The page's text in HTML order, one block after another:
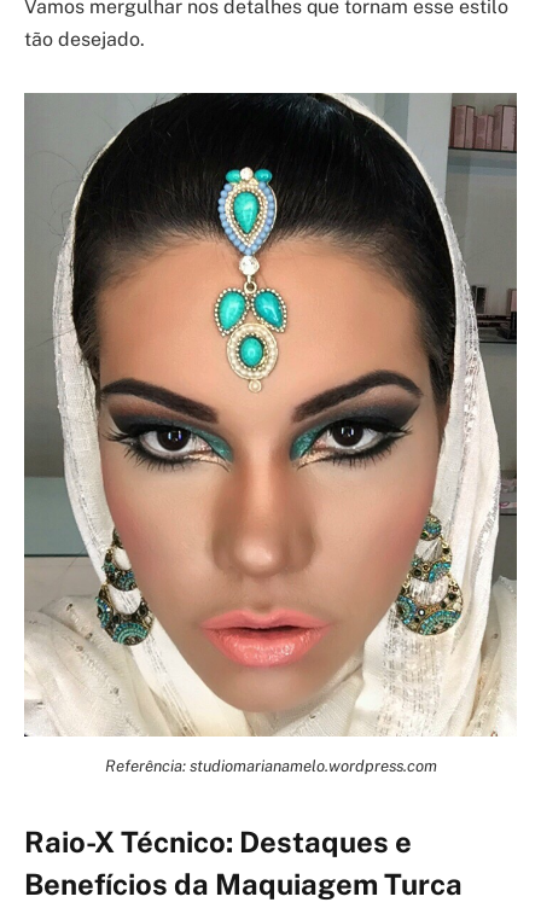
Vamos mergulhar nos detalhes que tornam esse estilo
tão desejado.
Referência: studiomarianamelo.wordpress.com
Raio-X Técnico: Destaques e
Benefícios da Maquiagem Turca